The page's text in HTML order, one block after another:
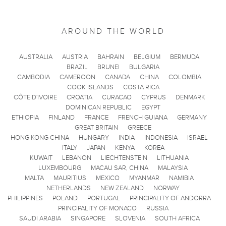
AROUND THE WORLD
AUSTRALIA AUSTRIA BAHRAIN BELGIUM
BERMUDA
BRAZIL
BRUNEI
BULGARIA
CAMBODIA
CAMEROON CANADA CHINA
COLOMBIA
COOK ISLANDS
COSTA RICA
CÔTE D'IVOIRE
CROATIA CURACAO CYPRUS
DENMARK
DOMINICAN REPUBLIC
EGYPT
ETHIOPIA
FINLAND FRANCE FRENCH GUIANA
GERMANY
GREAT BRITAIN
GREECE
HONG KONG CHINA
HUNGARY INDIA INDONESIA
ISRAEL
ITALY
JAPAN KENYA
KOREA
KUWAIT
LEBANON LIECHTENSTEIN
LITHUANIA
LUXEMBOURG
MACAU SAR, CHINA
MALAYSIA
MALTA
MAURITIUS MEXICO MYANMAR
NAMIBIA
NETHERLANDS
NEW ZEALAND
NORWAY
PHILIPPINES
POLAND PORTUGAL
PRINCIPALITY OF ANDORRA
PRINCIPALITY OF MONACO
RUSSIA
SAUDI ARABIA
SINGAPORE SLOVENIA
SOUTH AFRICA